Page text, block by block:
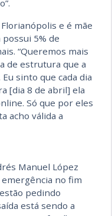
e é mãe
5% de
“Queremos mais
de estrutura que a
sinto que cada dia
[dia 8 de abril] ela
Só que por eles
acho válida a
Manuel López
no fim
pedindo
está sendo a